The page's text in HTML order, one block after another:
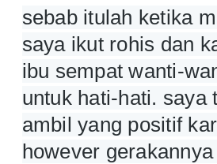
sebab itulah ketika
saya ikut rohis dan
ibu sempat wanti-
untuk hati-hati. saya
ambil yang positif
however